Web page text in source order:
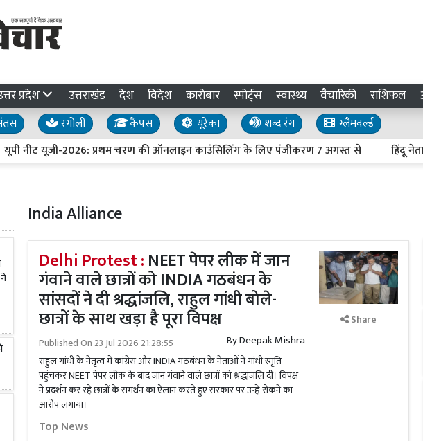
प्रदेश उत्तराखंड देश विदेश कारोबार स्पोर्ट्स स्वास्थ्य वैचारिकी राशिफल
रंगोली कैंपस यूरेका शब्द रंग
ग्लैमवर्ल्ड
2026: प्रथम चरण की ऑनलाइन काउंसिलिंग के लिए पंजीकरण 7 अगस्त से हिंदू नेताओं की
India Alliance
Delhi Protest : NEET पेपर लीक में जान
गंवाने वाले छात्रों को INDIA गठबंधन के
सांसदों ने दी श्रद्धांजलि, राहुल गांधी बोले-
छात्रों के साथ खड़ा है पूरा विपक्ष
Published On 23 Jul 2026 21:28:55 ByDeepak Mishra
राहुल गांधी के नेतृत्व में कांग्रेस और INDIA गठबंधन के नेताओं ने गांधी स्मृति
पहुंचकर NEET पेपर लीक के बाद जान गंवाने वाले छात्रों को श्रद्धांजलि दी। विपक्ष
ने प्रदर्शन कर रहे छात्रों के समर्थन का ऐलान करते हुए सरकार पर उन्हें रोकने का
आरोप लगाया।
Top News
Share